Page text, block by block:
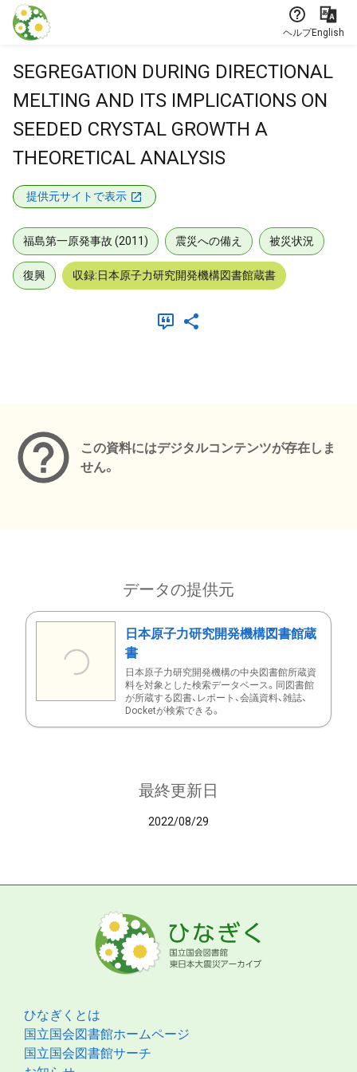
本文に飛ぶ
ヘルプEnglish
SEGREGATION DURING DIRECTIONAL
MELTING AND ITS IMPLICATIONS ON
SEEDED CRYSTAL GROWTH A
THEORETICAL ANALYSIS
提供元サイトで表示
福島第一原発事故 (2011) 震災への備え 被災状況
復興 収録:日本原子力研究開発機構図書館蔵書
この資料にはデジタルコンテンツが存在しま
せん。
データの提供元
日本原子力研究開発機構図書館蔵
書
日本原子力研究開発機構の中央図書館所蔵資
料を対象とした検索データベース。同図書館
が所蔵する図書、レポート、会議資料、雑誌、
Docketが検索できる。
最終更新日
2022/08/29
ひなぎくとは
国立国会図書館ホームページ
国立国会図書館サーチ